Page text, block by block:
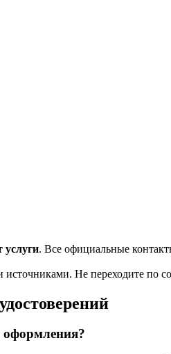
услуги. Все официальные
Не переходите по
оформления?